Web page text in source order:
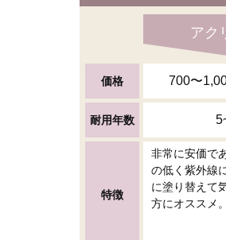
アク
価格 700〜
耐用年数
特徴
非常に安価で
の低く紫外線
に塗り替えて
方にオススメ。